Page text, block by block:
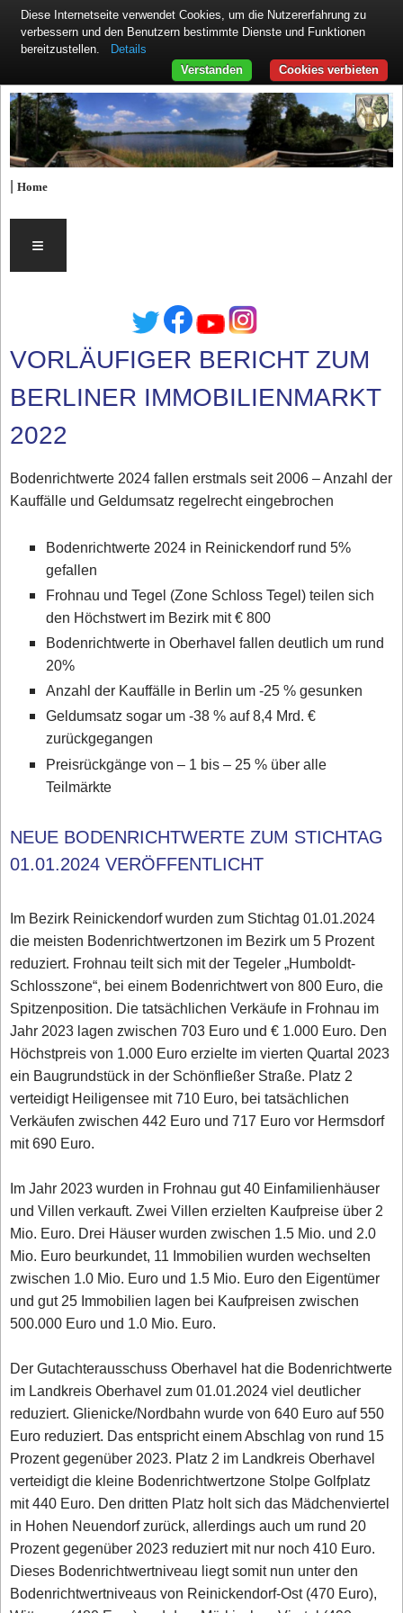
|Home
≡
VORLÄUFIGER BERICHT ZUM
BERLINER IMMOBILIENMARKT
2022
Bodenrichtwerte 2024 fallen erstmals seit 2006 – Anzahl der
Kauffälle und Geldumsatz regelrecht eingebrochen
Bodenrichtwerte 2024 in Reinickendorf rund 5%
gefallen
Frohnau und Tegel (Zone Schloss Tegel) teilen sich
den Höchstwert im Bezirk mit € 800
Bodenrichtwerte in Oberhavel fallen deutlich um rund
20%
Anzahl der Kauffälle in Berlin um -25 % gesunken
Geldumsatz sogar um -38 % auf 8,4 Mrd. €
zurückgegangen
Preisrückgänge von – 1 bis – 25 % über alle
Teilmärkte
NEUE BODENRICHTWERTE ZUM STICHTAG
01.01.2024 VERÖFFENTLICHT
Im Bezirk Reinickendorf wurden zum Stichtag 01.01.2024
die meisten Bodenrichtwertzonen im Bezirk um 5 Prozent
reduziert. Frohnau teilt sich mit der Tegeler „Humboldt-
Schlosszone“, bei einem Bodenrichtwert von 800 Euro, die
Spitzenposition. Die tatsächlichen Verkäufe in Frohnau im
Jahr 2023 lagen zwischen 703 Euro und € 1.000 Euro. Den
Höchstpreis von 1.000 Euro erzielte im vierten Quartal 2023
ein Baugrundstück in der Schönfließer Straße. Platz 2
verteidigt Heiligensee mit 710 Euro, bei tatsächlichen
Verkäufen zwischen 442 Euro und 717 Euro vor Hermsdorf
mit 690 Euro.
Im Jahr 2023 wurden in Frohnau gut 40 Einfamilienhäuser
und Villen verkauft. Zwei Villen erzielten Kaufpreise über 2
Mio. Euro. Drei Häuser wurden zwischen 1.5 Mio. und 2.0
Mio. Euro beurkundet, 11 Immobilien wurden wechselten
zwischen 1.0 Mio. Euro und 1.5 Mio. Euro den Eigentümer
und gut 25 Immobilien lagen bei Kaufpreisen zwischen
500.000 Euro und 1.0 Mio. Euro.
Der Gutachterausschuss Oberhavel hat die Bodenrichtwerte
im Landkreis Oberhavel zum 01.01.2024 viel deutlicher
reduziert. Glienicke/Nordbahn wurde von 640 Euro auf 550
Euro reduziert. Das entspricht einem Abschlag von rund 15
Prozent gegenüber 2023. Platz 2 im Landkreis Oberhavel
verteidigt die kleine Bodenrichtwertzone Stolpe Golfplatz
mit 440 Euro. Den dritten Platz holt sich das Mädchenviertel
in Hohen Neuendorf zurück, allerdings auch um rund 20
Prozent gegenüber 2023 reduziert mit nur noch 410 Euro.
Dieses Bodenrichtwertniveau liegt somit nun unter den
Bodenrichtwertniveaus von Reinickendorf-Ost (470 Euro),
Diese Internetseite verwendet Cookies, um die Nutzererfahrung zu
verbessern und den Benutzern bestimmte Dienste und Funktionen
bereitzustellen.
Details
Cookies verbieten
Verstanden